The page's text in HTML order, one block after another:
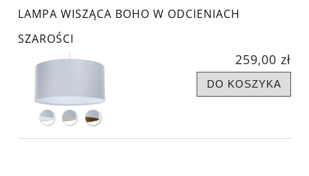
LAMPA WISZĄCA BOHO W ODCIENIACH
SZAROŚCI
259,00 zł
DO KOSZYKA